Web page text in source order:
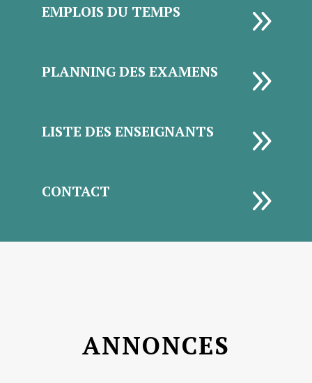
9
EMPLOIS DU TEMPS
9
PLANNING DES EXAMENS
9
LISTE DES ENSEIGNANTS
9
CONTACT
ANNONCES